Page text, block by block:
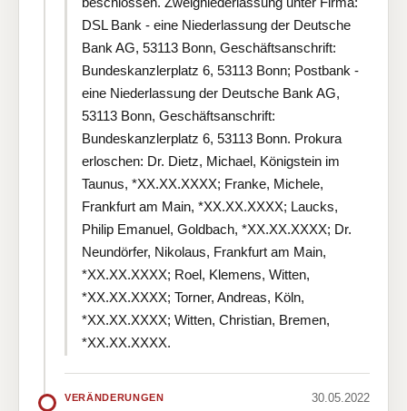
DSL Bank - eine Niederlassung der Deutsche
Bank AG, 53113 Bonn, Geschäftsanschrift:
Bundeskanzlerplatz 6, 53113 Bonn; Postbank -
eine Niederlassung der Deutsche Bank AG,
53113 Bonn, Geschäftsanschrift:
Bundeskanzlerplatz 6, 53113 Bonn. Prokura
erloschen: Dr. Dietz, Michael, Königstein im
Taunus, *XX.XX.XXXX; Franke, Michele,
Frankfurt am Main, *XX.XX.XXXX; Laucks,
Philip Emanuel, Goldbach, *XX.XX.XXXX; Dr.
Neundörfer, Nikolaus, Frankfurt am Main,
*XX.XX.XXXX; Roel, Klemens, Witten,
*XX.XX.XXXX; Torner, Andreas, Köln,
*XX.XX.XXXX; Witten, Christian, Bremen,
*XX.XX.XXXX.
VERÄNDERUNGEN 30.05.2022